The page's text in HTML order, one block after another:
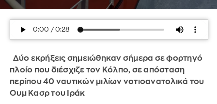
Δύο εκρήξεις σημειώθηκαν σήμερα σε φορτηγό
πλοίο που διέσχιζε τον Κόλπο, σε απόσταση
περίπου 40 ναυτικών μιλίων νοτιοανατολικά του
Ουμ Κασρ του Ιράκ